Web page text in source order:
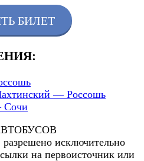
БИЛЕТ
— Россошь
Сочи
исключительно
на первоисточник или